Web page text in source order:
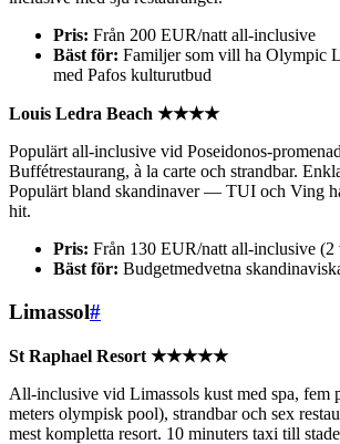
Pris: Från 200 EUR/natt all-inclusive
Bäst för: Familjer som vill ha Olympic
med Pafos kulturutbud
Louis Ledra Beach ★★★★
Populärt all-inclusive vid Poseidonos-
Buffétrestaurang, à la carte och strandbar.
Populärt bland skandinaver — TUI och Ving
hit.
Pris: Från 130 EUR/natt all-inclusive (2
Bäst för: Budgetmedvetna
Limassol#
St Raphael Resort ★★★★★
All-inclusive vid Limassols kust med spa, fem
meters olympisk pool), strandbar och sex
mest kompletta resort. 10 minuters taxi till